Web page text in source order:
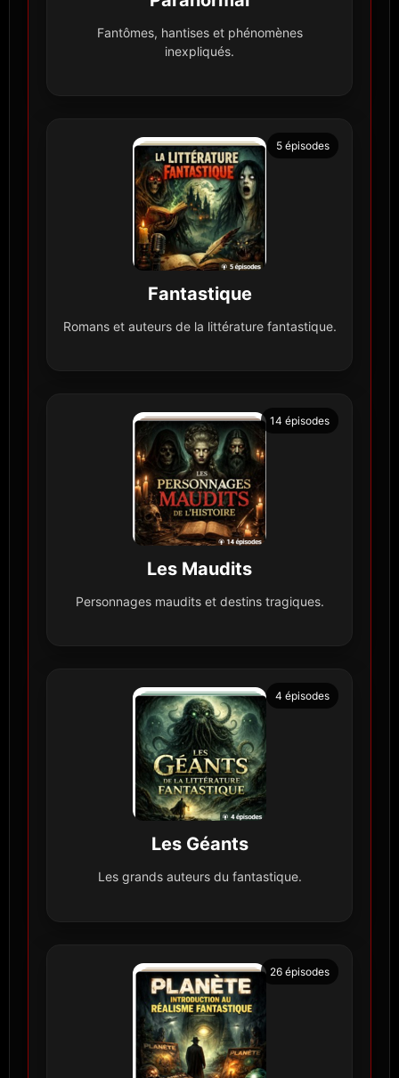
Fantômes, hantises et phénomènes
inexpliqués.
5 épisodes
Fantastique
Romans et auteurs de la littérature fantastique.
14 épisodes
Les Maudits
Personnages maudits et destins tragiques.
4 épisodes
Les Géants
Les grands auteurs du fantastique.
26 épisodes